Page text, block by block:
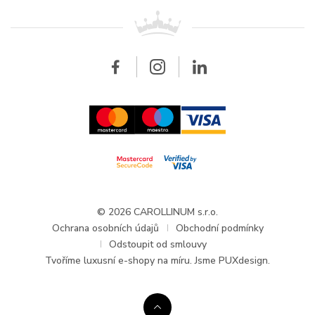
Doplňující údaje
Počet ks Limitované edice 250
nepodnikatelé (měsíců)
Velkoobchod
Velkoobchod
O společnosti Carollinum
Aktuality a oznámení
© 2026 CAROLLINUM s.r.o.
Ochrana osobních údajů
Obchodní podmínky
Odstoupit od smlouvy
Tvoříme luxusní e-shopy na míru. Jsme PUXdesign.